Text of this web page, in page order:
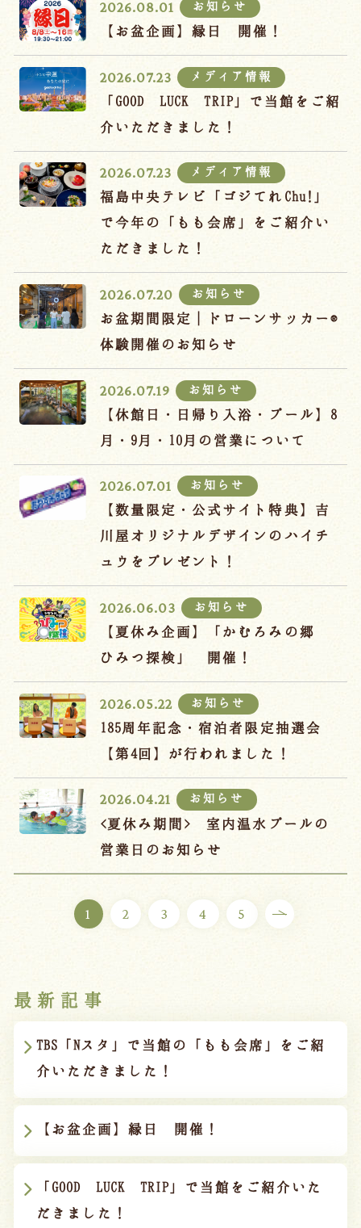
2026.08.01 お知らせ
【お盆企画】縁日 開催！
2026.07.23 メディア情報
「GOOD LUCK TRIP」で当館をご紹
介いただきました！
2026.07.23 メディア情報
福島中央テレビ「ゴジてれChu!」
で今年の「もも会席」をご紹介い
ただきました！
2026.07.20 お知らせ
お盆期間限定｜ドローンサッカー®
体験開催のお知らせ
2026.07.19 お知らせ
【休館日・日帰り入浴・プール】8
月・9月・10月の営業について
2026.07.01 お知らせ
【数量限定・公式サイト特典】吉
川屋オリジナルデザインのハイチ
ュウをプレゼント！
2026.06.03 お知らせ
【夏休み企画】「かむろみの郷
ひみつ探検」 開催！
2026.05.22 お知らせ
185周年記念・宿泊者限定抽選会
【第4回】が行われました！
2026.04.21 お知らせ
<夏休み期間> 室内温水プールの
営業日のお知らせ
1 2 3 4 5
最新記事
TBS「Nスタ」で当館の「もも会席」をご紹
介いただきました！
【お盆企画】縁日 開催！
「GOOD LUCK TRIP」で当館をご紹介いた
だきました！
お知らせ よくあるご質問
予約確認・変更・キャンセル
キャンセルポリシー
宿泊約款
オンラインショップ
吉川屋×温泉むすめ
Follow us
Tel.024-542-2226/ 9:00~18:00
Language